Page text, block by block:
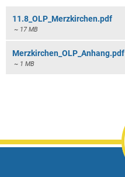
11.8_OLP_Merzkirchen.pdf
~ 17 MB
Merzkirchen_OLP_Anhang.pdf
~ 1 MB